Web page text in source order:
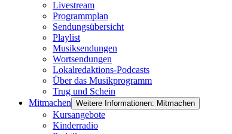
Livestream
Programmplan
Sendungsübersicht
Playlist
Musiksendungen
Wortsendungen
Lokalredaktions-Podcasts
Über das Musikprogramm
Trug und Schein
Mitmachen Weitere Informationen: Mitmachen
Kursangebote
Kinderradio